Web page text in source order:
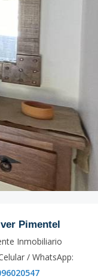
Pimentel
Inmobiliario
/ WhatsApp: